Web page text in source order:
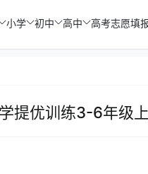
小学 初中 高中 高考志愿填
提优训练3-6年级上